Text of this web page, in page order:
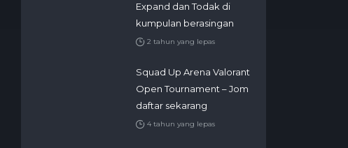
Expand dan Todak di
kumpulan berasingan
2 tahun yang lepas
Squad Up Arena Valorant
Open Tournament – Jom
daftar sekarang
4 tahun yang lepas